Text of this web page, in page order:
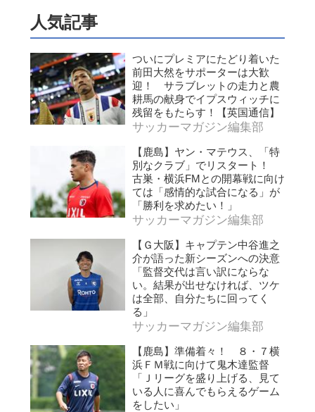
人気記事
ついにプレミアにたどり着いた
前田大然をサポーターは大歓
迎！ サラブレットの走力と農
耕馬の献身でイプスウィッチに
残留をもたらす！【英国通信】
サッカーマガジン編集部
【鹿島】ヤン・マテウス、「特
別なクラブ」でリスタート！
古巣・横浜FMとの開幕戦に向け
ては「感情的な試合になる」が
「勝利を求めたい！」
サッカーマガジン編集部
【Ｇ大阪】キャプテン中谷進之
介が語った新シーズンへの決意
「監督交代は言い訳にならな
い。結果が出せなければ、ツケ
は全部、自分たちに回ってく
る」
サッカーマガジン編集部
【鹿島】準備着々！ ８・７横
浜ＦＭ戦に向けて鬼木達監督
「Ｊリーグを盛り上げる、見て
いる人に喜んでもらえるゲーム
をしたい」